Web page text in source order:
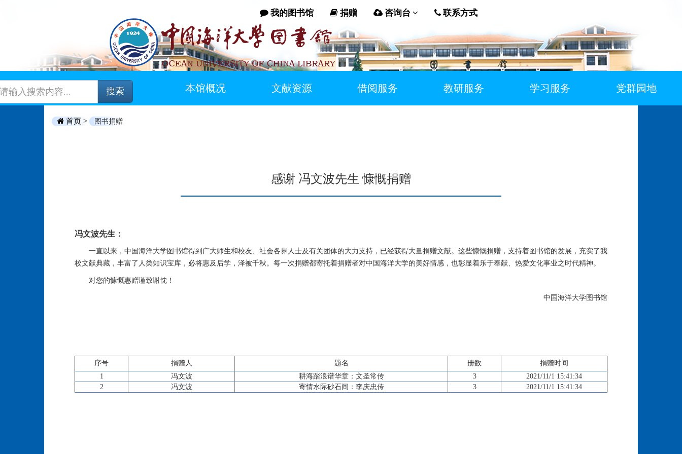
我的图书馆 捐赠 咨询台 联系方式
搜索 本馆概况 文献资源 借阅服务 教研服务 学习服务 党群园地
首页 > 图书捐赠
感谢 冯文波先生 慷慨捐赠
冯文波先生：
一直以来，中国海洋大学图书馆得到广大师生和校友、社会各界人士及有关团体的大力支持，已经获得大量捐赠文献。这些慷慨捐赠，支持着图书馆的发展，充实了我
校文献典藏，丰富了人类知识宝库，必将惠及后学，泽被千秋。每一次捐赠都寄托着捐赠者对中国海洋大学的美好情感，也彰显着乐于奉献、热爱文化事业之时代精神。
对您的慷慨惠赠谨致谢忱！
中国海洋大学图书馆
序号 捐赠人 题名 册数
捐赠时间
1
冯文波 耕海踏浪谱华章：文圣常传 3
2021/11/1 15:41:34
2
冯文波 寄情水际砂石间：李庆忠传 3 2021/11/1 15:41:34